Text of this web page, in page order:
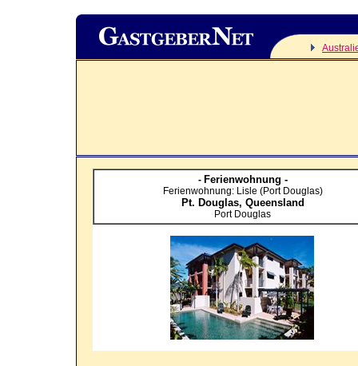
- Ferienwohnung -
Ferienwohnung: Lisle (Port Douglas)
Pt. Douglas, Queensland
Port Douglas